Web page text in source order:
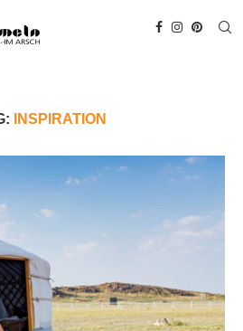
INSPIRATION